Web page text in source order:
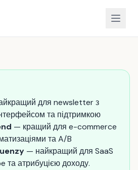
для newsletter з
та підтримкою
— кращий для e-commerce
та A/B
— найкращий для SaaS
та атрибуцією доходу.